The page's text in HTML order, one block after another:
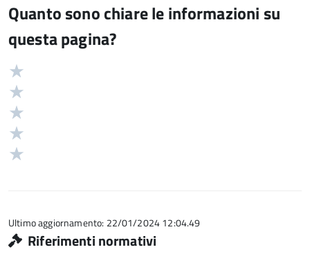
Quanto sono chiare le informazioni su
questa pagina?
Valutazione
5
Ultimo aggiornamento: 22/01/2024 12:04.49
Riferimenti normativi